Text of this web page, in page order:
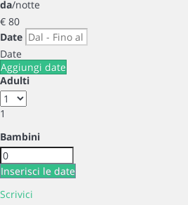
da/notte
€ 80
Date
Date
Aggiungi date
Adulti
1
Bambini
Inserisci le date
Scrivici